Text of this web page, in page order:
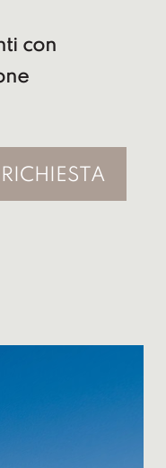
con
RICHIESTA